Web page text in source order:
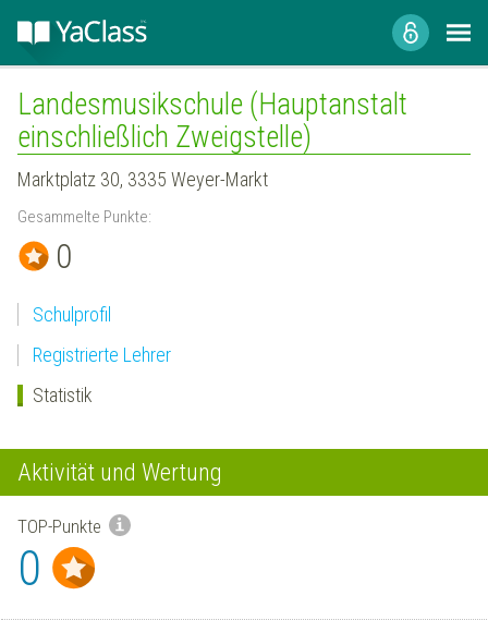
Landesmusikschule (Hauptanstalt
einschließlich Zweigstelle)
Marktplatz 30, 3335 Weyer-Markt
Gesammelte Punkte:
0
Schulprofil
Registrierte Lehrer
Statistik
Aktivität und Wertung
TOP-Punkte
0